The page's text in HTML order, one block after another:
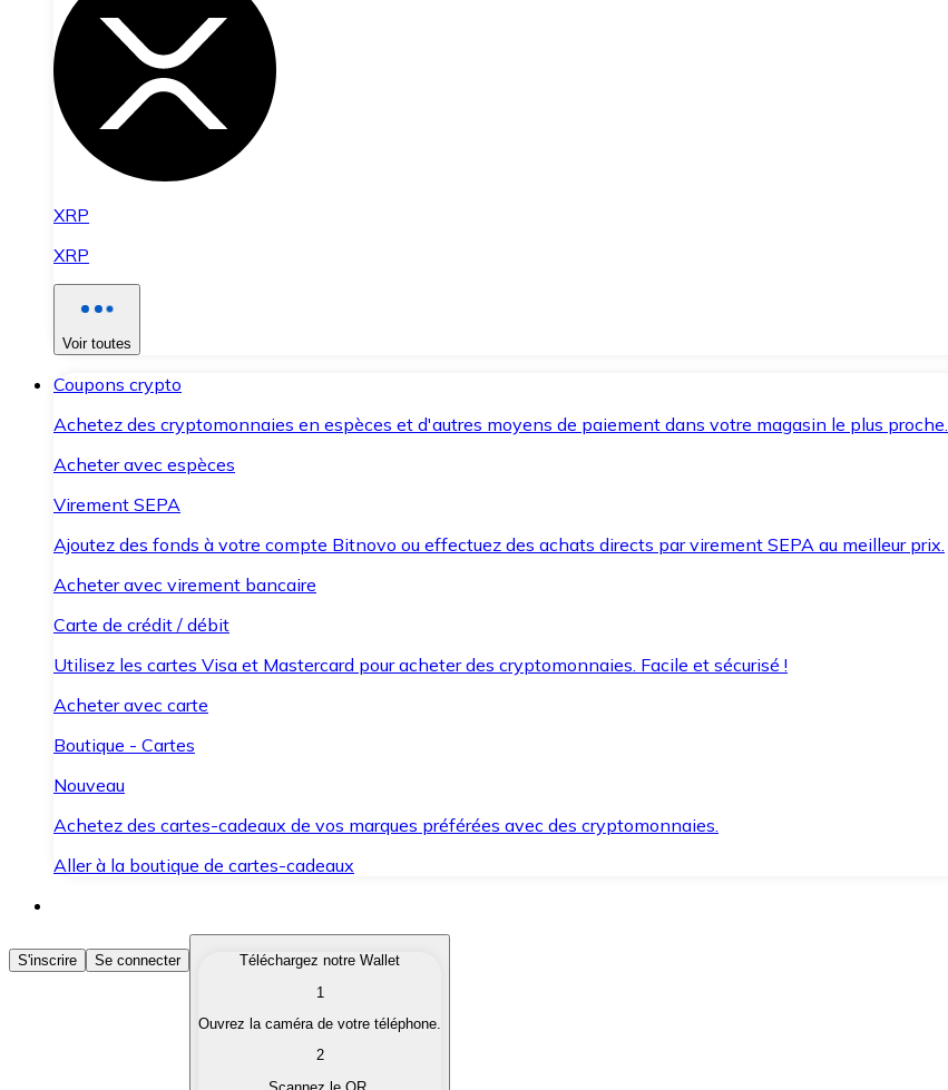
XRP
XRP
Voir toutes
Coupons crypto
Achetez des cryptomonnaies en espèces et d'autres moyens de paiement dans votre magasin le plus proche.
Acheter avec espèces
Virement SEPA
Ajoutez des fonds à votre compte Bitnovo ou effectuez des achats directs par virement SEPA au meilleur prix.
Acheter avec virement bancaire
Carte de crédit / débit
Utilisez les cartes Visa et Mastercard pour acheter des cryptomonnaies. Facile et sécurisé !
Acheter avec carte
Boutique - Cartes
Nouveau
Achetez des cartes-cadeaux de vos marques préférées avec des cryptomonnaies.
Aller à la boutique de cartes-cadeaux
Acheter des Cryptomonnaies
Achetez les cryptomonnaies qui vous intéressent rapidement et en toute sécurité.
Convertissez vos cryptomonnaies en monnaie fiduciaire lorsque vous en avez besoin.
S'inscrire Se connecter
Téléchargez notre Wallet
1
Ouvrez la caméra de votre téléphone.
2